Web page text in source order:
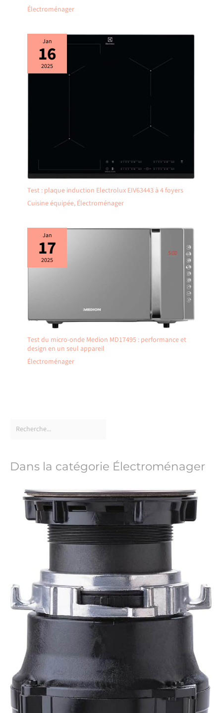
Électroménager
Jan
16
2025
Test : plaque induction Electrolux EIV63443 à 4 foyers
Cuisine équipée, Électroménager
Jan
17
2025
Test du micro-onde Medion MD17495 : performance et
design en un seul appareil
Électroménager
Dans la catégorie Électroménager